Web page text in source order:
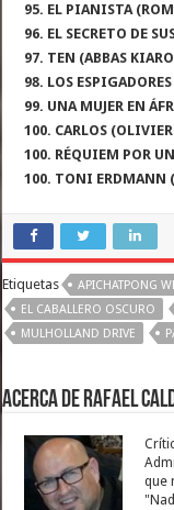
95. EL PIANISTA
96. EL SECRETO DE
97. TEN (ABBAS
98. LOS
99. UNA MUJER EN
100. CARLOS (OLIVIER
100. RÉQUIEM POR
100. TONI ERDMANN
Etiquetas APICHATPONG
EL CABALLERO OSCURO
MULHOLLAND DRIVE
Acerca de Rafael
que